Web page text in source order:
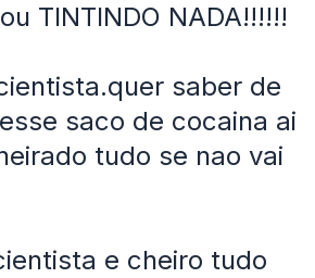
TINTINDO NADA!!!!!!
saber de
saco de cocaina ai
tudo se nao vai
e cheiro tudo